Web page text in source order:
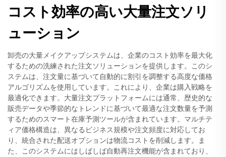
コスト効率の高い大量注文ソリ
ューション
卸売の大量メイクアップシステムは、企業のコスト効率を最大化
するための洗練された注文ソリューションを提供します。このシ
ステムは、注文量に基づいて自動的に割引を調整する高度な価格
アルゴリズムを使用しています。これにより、企業は購入戦略を
最適化できます。大量注文プラットフォームには通常、歴史的な
販売データや季節的なトレンドに基づいて最適な注文数量を予測
するためのスマート在庫予測ツールが含まれています。マルチテ
ィア価格構造は、異なるビジネス規模や注文頻度に対応してお
り、統合された配送オプションは物流コストを削減します。ま
た、このシステムにはしばしば自動再注文機能が含まれており、